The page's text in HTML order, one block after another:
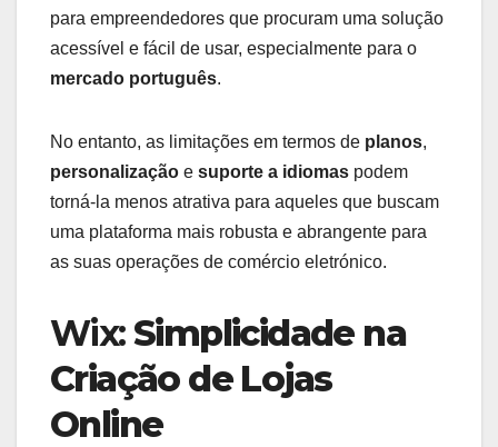
para empreendedores que procuram uma solução
acessível e fácil de usar, especialmente para o
mercado português.
No entanto, as limitações em termos de planos,
personalização e suporte a idiomas podem
torná-la menos atrativa para aqueles que buscam
uma plataforma mais robusta e abrangente para
as suas operações de comércio eletrónico.
Wix:Simplicidade na
Criação de Lojas
Online